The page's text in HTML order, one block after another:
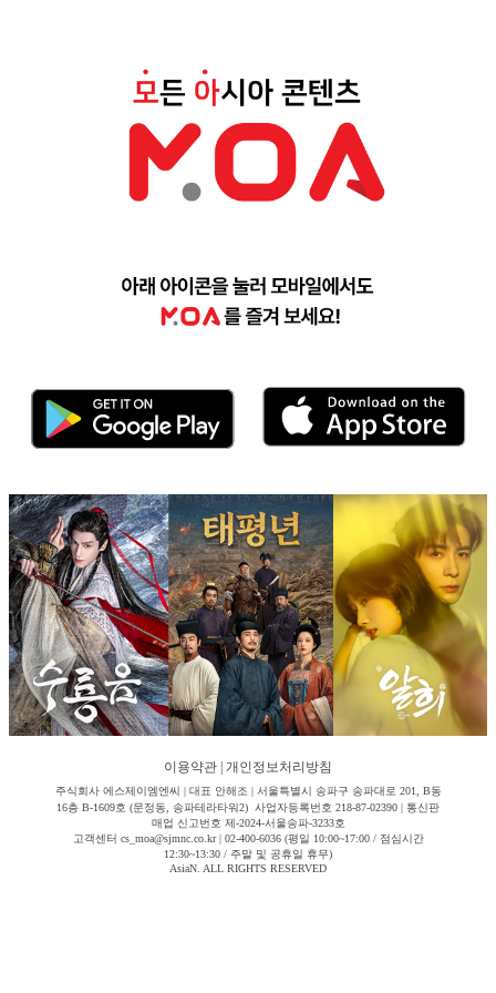
이용약관 개인정보처리방침
주식회사 에스제이엠엔씨 | 대표 안해조 | 서울특별시 송파구 송파대로 201, B동
16층 B-1609호 (문정동, 송파테라타워2) 사업자등록번호 218-87-02390 | 통신판
매업 신고번호 제-2024-서울송파-3233호
고객센터 cs_moa@sjmnc.co.kr | 02-400-6036 (평일 10:00~17:00 / 점심시간
12:30~13:30 / 주말 및 공휴일 휴무)
AsiaN. ALL RIGHTS RESERVED